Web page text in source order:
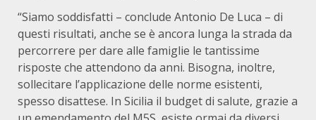
“Siamo soddisfatti – conclude Antonio De Luca – di
questi risultati, anche se è ancora lunga la strada da
percorrere per dare alle famiglie le tantissime
risposte che attendono da anni. Bisogna, inoltre,
sollecitare l’applicazione delle norme esistenti,
spesso disattese. In Sicilia il budget di salute, grazie a